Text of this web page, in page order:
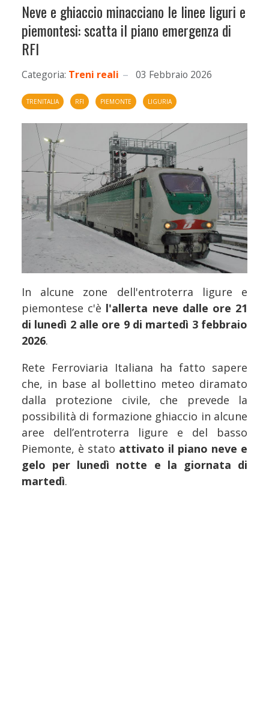
Neve e ghiaccio minacciano le linee liguri e
piemontesi: scatta il piano emergenza di
RFI
Categoria: Treni reali 03 Febbraio 2026
TRENITALIA RFI PIEMONTE LIGURIA
In alcune zone dell'entroterra ligure e
piemontese c'è l'allerta neve dalle ore 21
di lunedì 2 alle ore 9 di martedì 3 febbraio
2026.
Rete Ferroviaria Italiana ha fatto sapere
che, in base al bollettino meteo diramato
dalla protezione civile, che prevede la
possibilità di formazione ghiaccio in alcune
aree dell’entroterra ligure e del basso
Piemonte, è stato attivato il piano neve e
gelo per lunedì notte e la giornata di
martedì.